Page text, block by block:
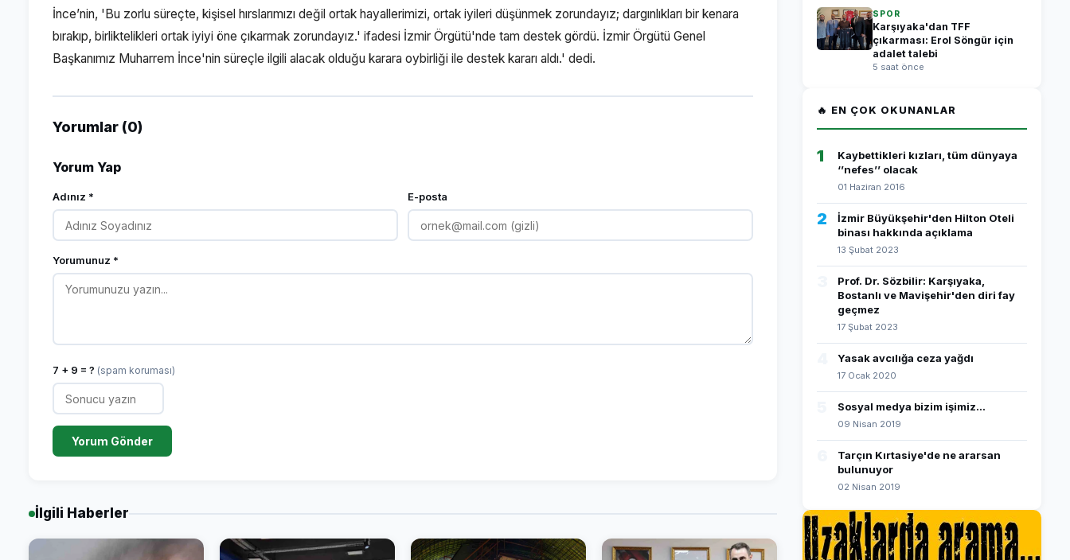
İnce’nin, 'Bu zorlu süreçte, kişisel hırslarımızı değil ortak hayallerimizi, ortak iyileri düşünmek zorundayız; dargınlıkları bir kenara
bırakıp, birliktelikleri ortak iyiyi öne çıkarmak zorundayız.' ifadesi İzmir Örgütü'nde tam destek gördü. İzmir Örgütü Genel
Başkanımız Muharrem İnce'nin süreçle ilgili alacak olduğu karara oybirliği ile destek kararı aldı.' dedi.
Yorumlar (0)
Yorum Yap
Adınız * E-posta
Yorumunuz *
7 + 9 = ? (spam koruması)
Yorum Gönder
İlgili Haberler
SPOR
Karşıyaka'dan TFF
çıkarması: Erol Söngür için
adalet talebi
5 saat önce
🔥 EN ÇOK OKUNANLAR
1
Kaybettikleri kızları, tüm dünyaya
‘’nefes’’ olacak
01 Haziran 2016
2
İzmir Büyükşehir'den Hilton Oteli
binası hakkında açıklama
13 Şubat 2023
Prof. Dr. Sözbilir: Karşıyaka,
Bostanlı ve Mavişehir'den diri fay
geçmez
17 Şubat 2023
Yasak avcılığa ceza yağdı
17 Ocak 2020
Sosyal medya bizim işimiz...
09 Nisan 2019
Tarçın Kırtasiye'de ne ararsan
bulunuyor
02 Nisan 2019